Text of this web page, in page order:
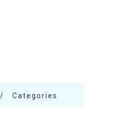
Categories